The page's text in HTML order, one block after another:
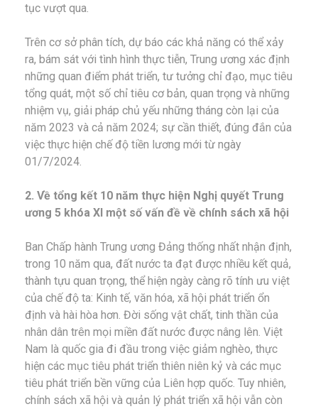
tục vượt qua.
Trên cơ sở phân tích, dự báo các khả năng có thể xảy
ra, bám sát với tình hình thực tiễn, Trung ương xác định
những quan điểm phát triển, tư tưởng chỉ đạo, mục tiêu
tổng quát, một số chỉ tiêu cơ bản, quan trọng và những
nhiệm vụ, giải pháp chủ yếu những tháng còn lại của
năm 2023 và cả năm 2024; sự cần thiết, đúng đắn của
việc thực hiện chế độ tiền lương mới từ ngày
01/7/2024.
2. Về tổng kết 10 năm thực hiện Nghị quyết Trung
ương 5 khóa XI một số vấn đề về chính sách xã hội
Ban Chấp hành Trung ương Đảng thống nhất nhận định,
trong 10 năm qua, đất nước ta đạt được nhiều kết quả,
thành tựu quan trọng, thể hiện ngày càng rõ tính ưu việt
của chế độ ta: Kinh tế, văn hóa, xã hội phát triển ổn
định và hài hòa hơn. Đời sống vật chất, tinh thần của
nhân dân trên mọi miền đất nước được nâng lên. Việt
Nam là quốc gia đi đầu trong việc giảm nghèo, thực
hiện các mục tiêu phát triển thiên niên kỷ và các mục
tiêu phát triển bền vững của Liên hợp quốc. Tuy nhiên,
chính sách xã hội và quản lý phát triển xã hội vẫn còn